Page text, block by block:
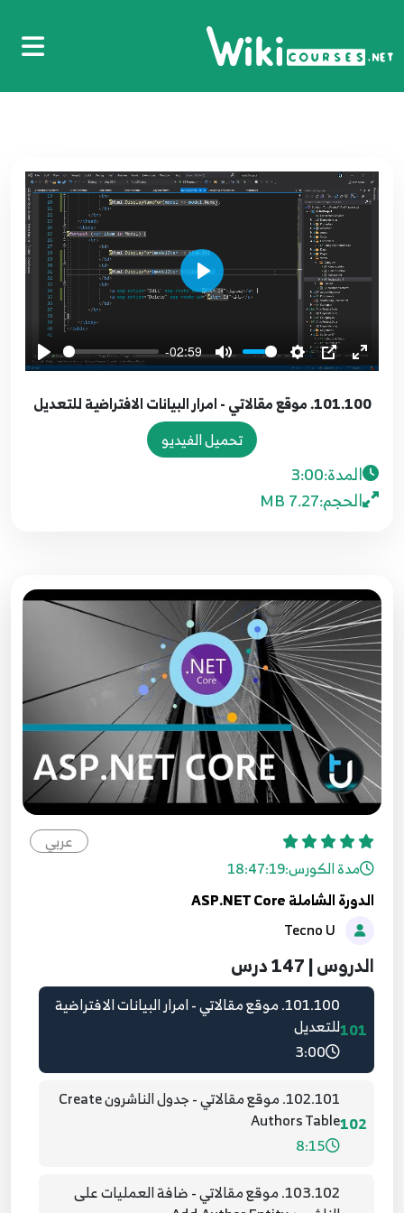
-02:59
Play
101.100. موقع مقالاتي - امرار البيانات الافتراضية للتعديل
تحميل الفيديو
المدة:3:00
الحجم:7.27 MB
عربي
مدة الكورس:18:47:19
الدورة الشاملة ASP.NET Core
الدروس | 147 درس
7:46
91
091.90. موقع مقالاتي - انشاء واجهة عمليات قاعدة
البيانات Create IData Helper
6:57
092.91. موقع مقالاتي ضافة جدول الاصناف Add
Category Table
12:55
93
093.92. موقع مقالاتي - Category Operations
094.93. موقع مقالاتي - تعريف محددات حقول
5:48
96
096.95. موقع مقالاتي - اضافة وظائف متحكم
الاصناف
3:47
97
097.96. موقع مقالاتي - واجهة عرض الاصناف
8:51
98
098.97. موقع مقالاتي - واجهة اضافة صنف
7:13
99
099.98. موقع مقالاتي - واجهة تعديل صنف
2:43
100.99. موقع مقالاتي - واجهة حذف صنف
6:12
101
101.100. موقع مقالاتي - امرار البيانات الافتراضية
للتعديل
3:00
102
102.101. موقع مقالاتي - جدول الناشرون Create
Authors Table
8:15
103.102. موقع مقالاتي - ضافة العمليات على